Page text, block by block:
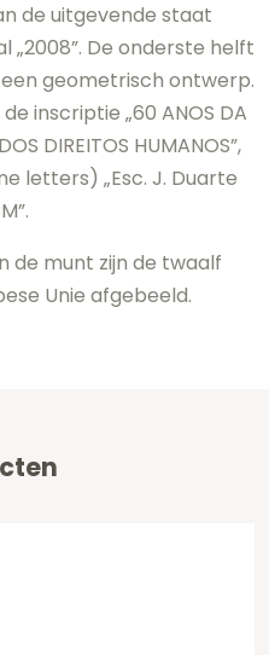
de uitgevende staat
„2008”. De onderste helft
geometrisch ontwerp.
inscriptie „60 ANOS DA
DIREITOS HUMANOS”,
letters) „Esc. J. Duarte
de munt zijn de twaalf
Unie afgebeeld.